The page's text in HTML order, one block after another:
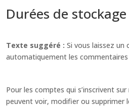
Durées de
Texte suggéré :Si vous laissez
automatiquement les
Pour les comptes qui s’inscrivent
peuvent voir, modifier ou supprimer